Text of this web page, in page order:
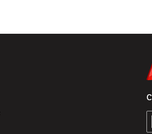
ООО «БелЭВМ»,